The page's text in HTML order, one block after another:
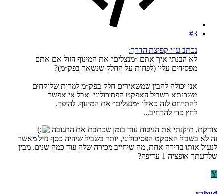
#3
נכתב ע"י קפיצת הדרך:
לא הבנתי איך אתם ״מנצלים״ את המינוף הזול אם אתם
מפסידים עליו (לפחות על החלק שנשאר בפק״מ)?
אני יכולה להבין שמשאירים חלק בפק״מ למרות שלוקחים
משכנתא בשביל האפקט הפסיכולוגי. אבל אי אפשר
להתייחס לזה כאילו ״מנצלים״ את המינוף. להיפך.
לחץ כדי להרחיב...
צודקת, תיקנתי את הניסוח עוד בזמן שכתבת את התגובה
זה לא בשביל האפקט הפסיכולוגי, יותר בשביל שיהיה כסף נזיל מאשר
לנעול אותו בדירה אחת, מה שיחייב מכירה שלה עוד כמה שנים. מבין
שלדעתך אופציה 1 עדיפה?
Y